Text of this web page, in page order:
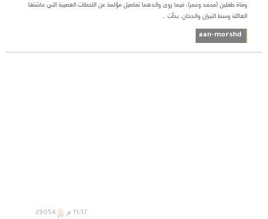
وفاة طفلين (محمد وعمر)، فيما روى والدهما تفاصيل مؤلمة عن اللحظات العصيبة التي عاشتها
العائلة وسط النيران والدخان. بدأت ...
aan-morshd
11:17 م 29054